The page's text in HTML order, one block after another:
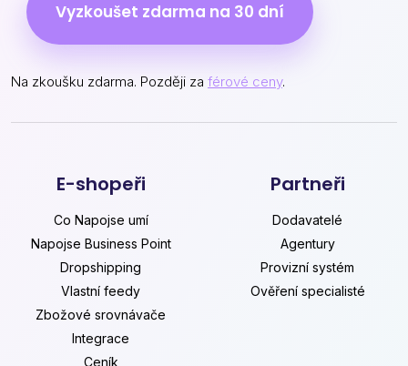
Vyzkoušet zdarma na 30 dní
Na zkoušku zdarma. Později za férové ceny.
E-shopeři
Co Napojse umí
Napojse Business Point
Dropshipping
Vlastní feedy
Zbožové srovnávače
Integrace
Ceník
Partneři
Dodavatelé
Agentury
Provizní systém
Ověření specialisté